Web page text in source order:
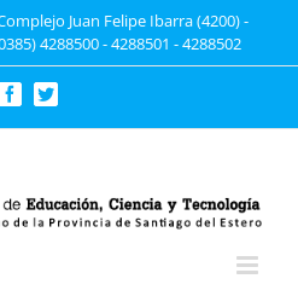
Juan Felipe Ibarra (4200) -
4288500 - 4288501 - 4288502
FacebookTwitter